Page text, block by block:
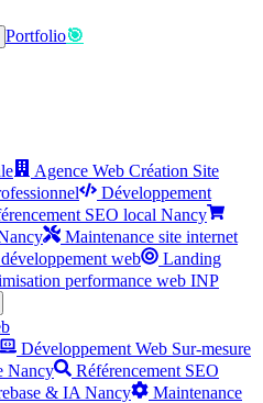
Portfolio🎯
Agence Web Création Site
Développement
SEO local Nancy
Maintenance site internet
web
Landing
performance web INP
Développement Web Sur-mesure
Nancy
Référencement SEO
& IA Nancy
Maintenance